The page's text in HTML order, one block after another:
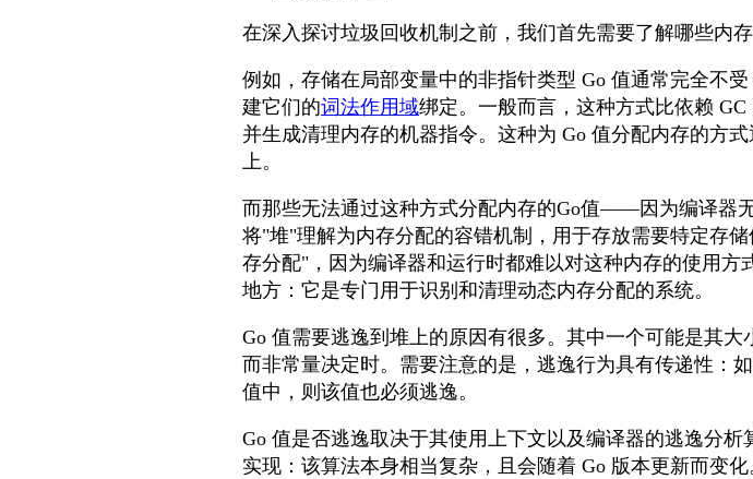
在深入探讨垃圾回收机制之前，我们首先需要了解哪些内存
例如，存储在局部变量中的非指针类型 Go 值通常完全不
建它们的词法作用域绑定。一般而言，这种方式比依赖
并生成清理内存的机器指令。这种为 Go 值分配内存的方
上。
而那些无法通过这种方式分配内存的Go值——因为编译
将"堆"理解为内存分配的容错机制，用于存放需要特定存
存分配"，因为编译器和运行时都难以对这种内存的使用
地方：它是专门用于识别和清理动态内存分配的系统。
Go 值需要逃逸到堆上的原因有很多。其中一个可能是其
而非常量决定时。需要注意的是，逃逸行为具有传递性：
值中，则该值也必须逃逸。
Go 值是否逃逸取决于其使用上下文以及编译器的逃逸分
实现：该算法本身相当复杂，且会随着 Go 版本更新而变